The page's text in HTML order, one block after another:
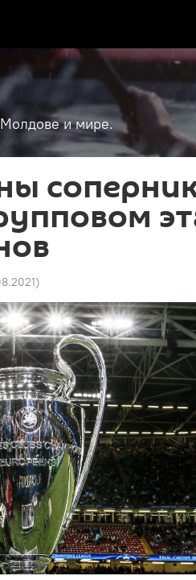
Молдове и мире.
)